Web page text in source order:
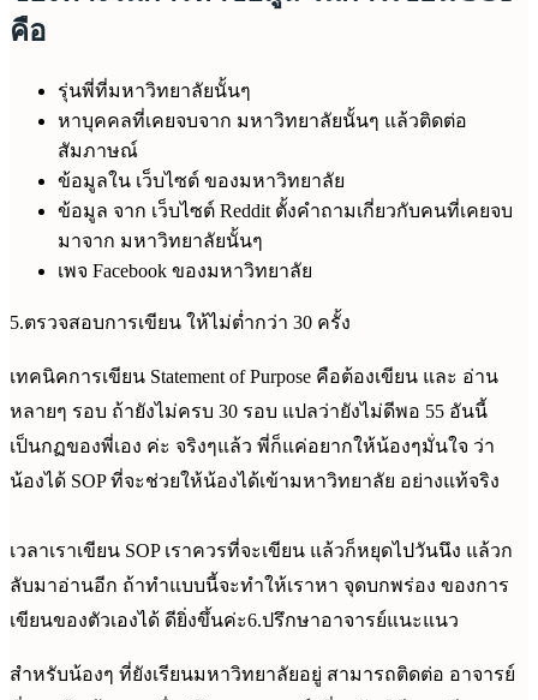
คือ
รุ่นพี่ที่มหาวิทยาลัยนั้นๆ
หาบุคคลที่เคยจบจาก มหาวิทยาลัยนั้นๆ แล้วติดต่อ
สัมภาษณ์
ข้อมูลใน เว็บไซต์ ของมหาวิทยาลัย
ข้อมูล จาก เว็บไซต์ Reddit ตั้งคำถามเกี่ยวกับคนที่เคยจบ
มาจาก มหาวิทยาลัยนั้นๆ
เพจ Facebook ของมหาวิทยาลัย
5.ตรวจสอบการเขียน ให้ไม่ต่ำกว่า 30 ครั้ง
เทคนิคการเขียน Statement of Purpose คือต้องเขียน และ อ่าน
หลายๆ รอบ ถ้ายังไม่ครบ 30 รอบ แปลว่ายังไม่ดีพอ 55 อันนี้
เป็นกฏของพี่เอง ค่ะ จริงๆแล้ว พี่ก็แค่อยากให้น้องๆมั่นใจ ว่า
น้องได้ SOP ที่จะช่วยให้น้องได้เข้ามหาวิทยาลัย อย่างแท้จริง
เวลาเราเขียน SOP เราควรที่จะเขียน แล้วก็หยุดไปวันนึง แล้วก
ลับมาอ่านอีก ถ้าทำแบบนี้จะทำให้เราหา จุดบกพร่อง ของการ
เขียนของตัวเองได้ ดียิ่งขึ้นค่ะ6.ปรึกษาอาจารย์แนะแนว
สำหรับน้องๆ ที่ยังเรียนมหาวิทยาลัยอยู่ สามารถติดต่อ อาจารย์